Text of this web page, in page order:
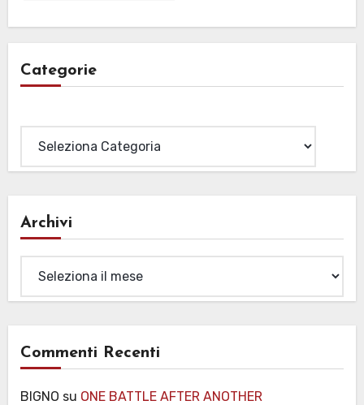
Categorie
Archivi
Commenti Recenti
BIGNO su ONE BATTLE AFTER ANOTHER